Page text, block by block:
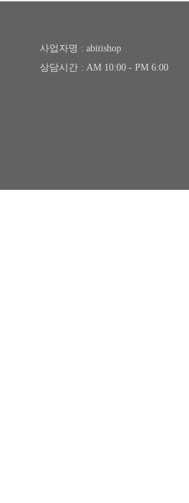
사업자명 : abitishop
상담시간 : AM 10:00 - PM 6:00